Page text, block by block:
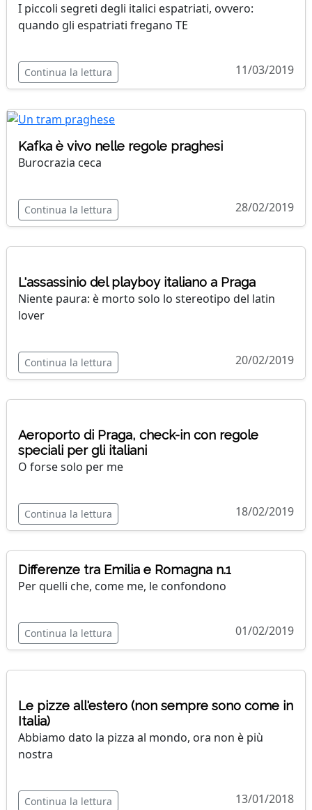
I piccoli segreti degli italici espatriati, ovvero:
quando gli espatriati fregano TE
Continua la lettura 11/03/2019
Kafka è vivo nelle regole praghesi
Burocrazia ceca
Continua la lettura 28/02/2019
L'assassinio del playboy italiano a Praga
Niente paura: è morto solo lo stereotipo del latin
lover
Continua la lettura 20/02/2019
Aeroporto di Praga, check-in con regole
speciali per gli italiani
O forse solo per me
Continua la lettura 18/02/2019
Differenze tra Emilia e Romagna n.1
Per quelli che, come me, le confondono
Continua la lettura 01/02/2019
Le pizze all'estero (non sempre sono come in
Italia)
Abbiamo dato la pizza al mondo, ora non è più
nostra
Continua la lettura 13/01/2018